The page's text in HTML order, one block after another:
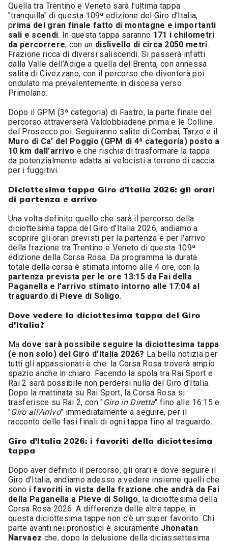
Quella tra Trentino e Veneto sarà l'ultima tappa
"tranquilla" di questa 109ª edizione del Giro d'Italia,
prima del gran finale fatto di montagne e importanti
sali e scendi. In questa tappa saranno 171 i chilometri
da percorrere, con un dislivello di circa 2050 metri.
Frazione ricca di diversi saliscendi. Si passerà infatti
dalla Valle dell’Adige a quella del Brenta, con annessa
salita di Civezzano, con il percorso che diventerà poi
ondulato ma prevalentemente in discesa verso
Primolano.
Dopo il GPM (3ª categoria) di Fastro, la parte finale del
percorso attraverserà Valdobbiadene prima e le Colline
del Prosecco poi. Seguiranno salite di Combai, Tarzo e il
Muro di Ca’ del Poggio (GPM di 4ª categoria) posto a
10 km dall’arrivo e che rischia di trasformare la tappa
da potenzialmente adatta ai velocisti a terreno di caccia
per i fuggitivi.
Diciottesima tappa Giro d'Italia 2026: gli orari
di partenza e arrivo
Una volta definito quello che sarà il percorso della
diciottesima tappa del Giro d'Italia 2026, andiamo a
scoprire gli orari previsti per la partenza e per l'arrivo
della frazione tra Trentino e Veneto di questa 109ª
edizione della Corsa Rosa. Da programma la durata
totale della corsa è stimata intorno alle 4 ore, con la
partenza prevista per le ore 13:15 da Fai della
Paganella e l'arrivo stimato intorno alle 17:04 al
traguardo di Pieve di Soligo.
Dove vedere la diciottesima tappa del Giro
d'Italia?
Ma dove sarà possibile seguire la diciottesima tappa
(e non solo) del Giro d'Italia 2026? La bella notizia per
tutti gli appassionati è che: la Corsa Rosa troverà ampio
spazio anche in chiaro. Facendo la spola tra Rai Sport e
Rai 2 sarà possibile non perdersi nulla del Giro d'Italia.
Dopo la mattinata su Rai Sport, la Corsa Rosa si
trasferisce su Rai 2, con "Giro in Diretta" fino alle 16:15 e
"Giro all’Arrivo" immediatamente a seguire, per il
racconto delle fasi finali di ogni tappa fino al traguardo.
Giro d'Italia 2026: i favoriti della diciottesima
tappa
Dopo aver definito il percorso, gli orari e dove seguire il
Giro d'Italia, andiamo adesso a vedere insieme quelli che
sono i favoriti in vista della frazione che andrà da Fai
della Paganella a Pieve di Soligo, la diciottesima della
Corsa Rosa 2026. A differenza delle altre tappe, in
questa diciottesima tappe non c'è un super favorito. Chi
parte avanti nei pronostici è sicuramente Jhonatan
Narvaez che, dopo la delusione della diciassettesima